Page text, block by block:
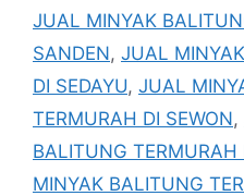
JUAL MINYAK
SANDEN, JUAL
DI SEDAYU, JUAL
TERMURAH DI SEWON,
BALITUNG TERMURAH
MINYAK BALITUNG